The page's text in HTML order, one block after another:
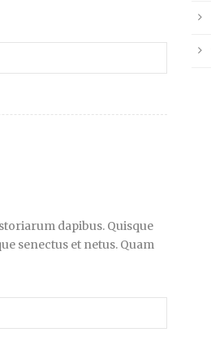
dapibus. Quisque
senectus et netus. Quam